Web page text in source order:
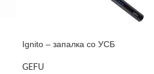
Ignito – запалка со УСБ
GEFU